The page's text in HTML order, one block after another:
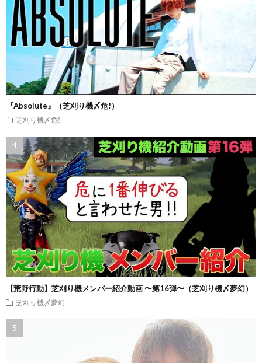
『Absolute』（芝刈り機〆危!）
芝刈り機〆危!
【荒野行動】芝刈り機メンバー紹介動画 〜第16弾〜（芝刈り機〆夢幻）
芝刈り機〆夢幻